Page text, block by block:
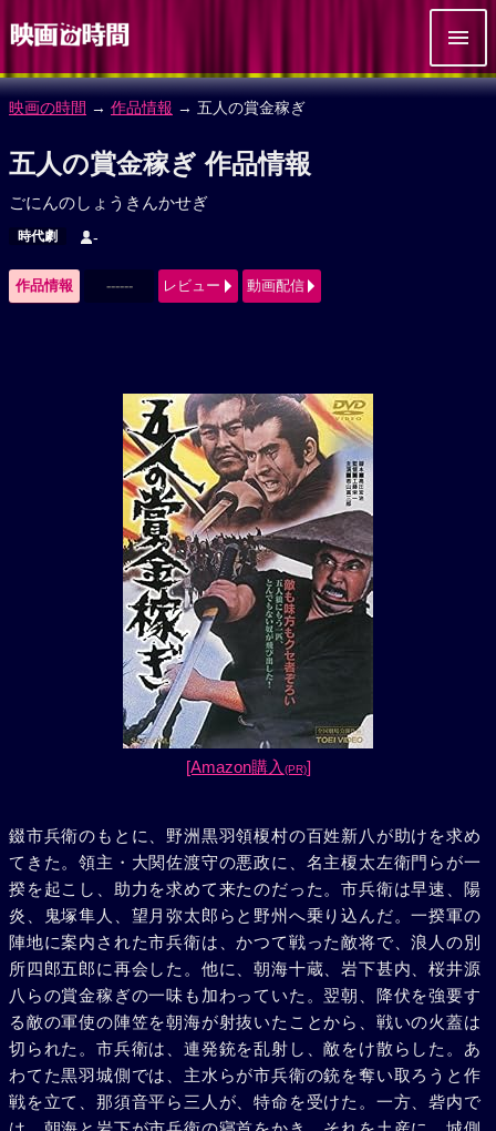
映画の時間 → 作品情報 → 五人の賞金稼ぎ
五人の賞金稼ぎ 作品情報
ごにんのしょうきんかせぎ
時代劇 -
作品情報 ------ レビュー 動画配信
[Amazon購入 (PR)]
錣市兵衛のもとに、野洲黒羽領榎村の百姓新八が助けを求め
てきた。領主・大関佐渡守の悪政に、名主榎太左衛門らが一
揆を起こし、助力を求めて来たのだった。市兵衛は早速、陽
炎、鬼塚隼人、望月弥太郎らと野州へ乗り込んだ。一揆軍の
陣地に案内された市兵衛は、かつて戦った敵将で、浪人の別
所四郎五郎に再会した。他に、朝海十蔵、岩下甚内、桜井源
八らの賞金稼ぎの一味も加わっていた。翌朝、降伏を強要す
る敵の軍使の陣笠を朝海が射抜いたことから、戦いの火蓋は
切られた。市兵衛は、連発銃を乱射し、敵をけ散らした。あ
わてた黒羽城側では、主水らが市兵衛の銃を奪い取ろうと作
戦を立て、那須音平ら三人が、特命を受けた。一方、砦内で